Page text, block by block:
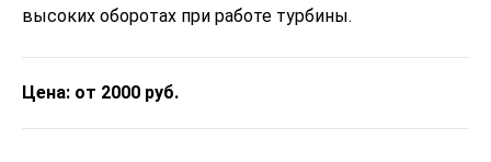
высоких оборотах при работе турбины.
Цена: от 2000 руб.